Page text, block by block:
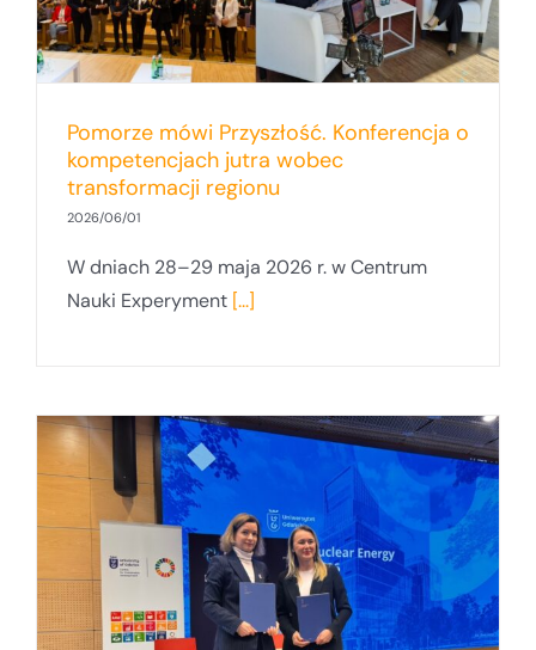
Pomorze mówi Przyszłość. Konferencja o
kompetencjach jutra wobec
transformacji regionu
2026/06/01
W dniach 28–29 maja 2026 r. w Centrum
Nauki Experyment [...]